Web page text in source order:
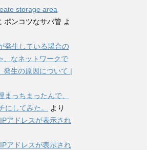
storage area
ポンコツなサバ管 よ
発生している場合の
、なネットワークで
発生の原因について |
まっちまったんで、
にしてみた。
より
アドレスが表示され
アドレスが表示され